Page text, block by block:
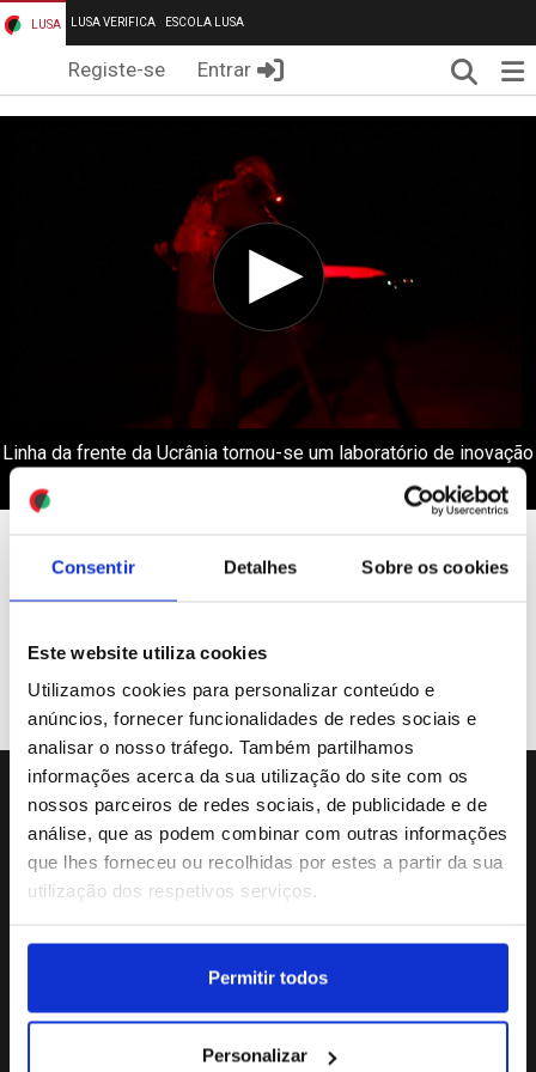
Consentir Detalhes Sobre os cookies
Este website utiliza cookies
Utilizamos cookies para personalizar conteúdo e
anúncios, fornecer funcionalidades de redes sociais e
analisar o nosso tráfego. Também partilhamos
informações acerca da sua utilização do site com os
nossos parceiros de redes sociais, de publicidade e de
análise, que as podem combinar com outras informações
que lhes forneceu ou recolhidas por estes a partir da sua
utilização dos respetivos serviços.
Permitir todos
Personalizar
LUSA LUSA VERIFICA ESCOLA LUSA
Registe-se Entrar
Linha da frente da Ucrânia tornou-se um laboratório de inovação
Galeria de Vídeos
Sede da Agência
Rua Dr.João Couto Lote C
(+351) 217116500
Social